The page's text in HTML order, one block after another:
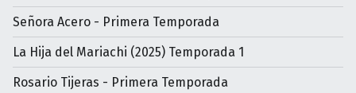
Señora Acero - Primera Temporada
La Hija del Mariachi (2025) Temporada 1
Rosario Tijeras - Primera Temporada